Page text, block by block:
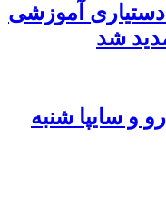
آموزشی
و سایپا شنبه